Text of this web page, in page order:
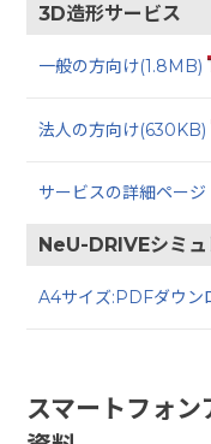
3D造形サービス
一般の方向け(1.8MB)
法人の方向け(630KB)
サービスの詳細ページ
NeU-DRIVEシミ
A4サイズ:PDFダウ
スマートフォ